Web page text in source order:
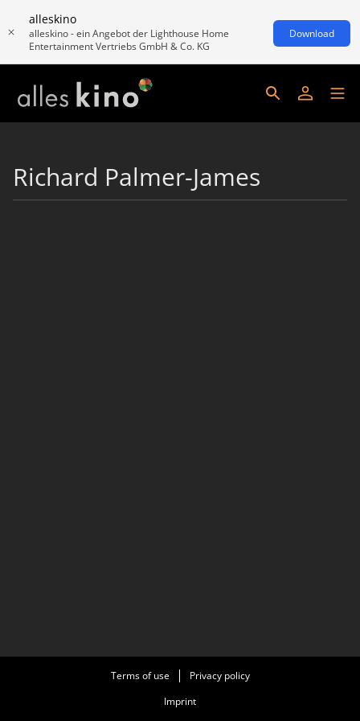
alleskino
alleskino - ein Angebot der Lighthouse Home
Entertainment Vertriebs GmbH & Co. KG
Download
Richard Palmer-James
Terms of use
Privacy policy
Imprint